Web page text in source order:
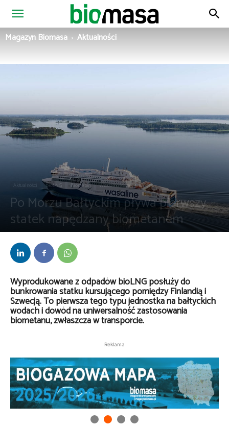
Magazyn
Magazyn Biomasa Aktualności
Aktualności bioLNG Biometan Wiadomości ze świata
Po Morzu Bałtyckim pływa pierwszy
statek napędzany biometanem
Przez Daria Lisiecka-
Wyprodukowane z odpadów bioLNG posłuży do
bunkrowania statku kursującego pomiędzy Finlandią i
Szwecją. To pierwsza tego typu jednostka na bałtyckich
wodach i dowód na uniwersalność zastosowania
biometanu, zwłaszcza w transporcie.
Reklama